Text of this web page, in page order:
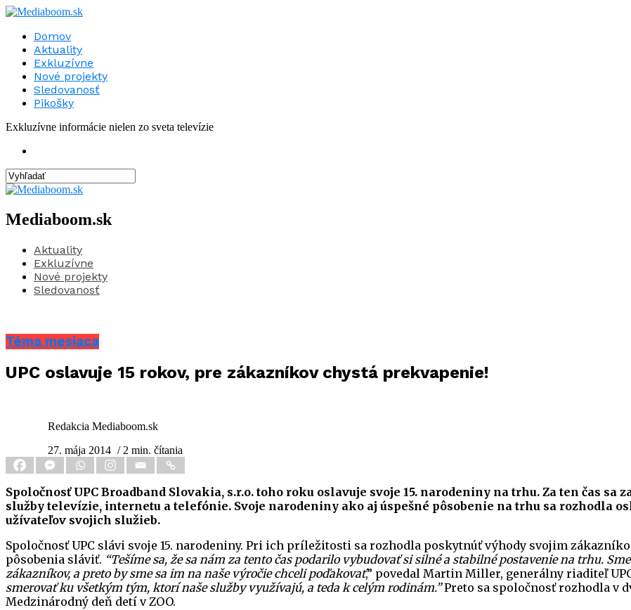
Domov
Aktuality
Exkluzívne
Nové projekty
Sledovanosť
Pikošky
Exkluzívne informácie nielen zo sveta televízie
Mediaboom.sk
Aktuality
Exkluzívne
Nové projekty
Sledovanosť
Téma mesiaca
UPC oslavuje 15 rokov, pre zákazníkov chystá prekvapenie!
Redakcia Mediaboom.sk
27. mája 2014 / 2 min. čítania
Spoločnosť UPC Broadband Slovakia, s.r.o. toho roku oslavuje svoje 15. narodeniny na trhu. Za ten čas
služby televízie, internetu a telefónie. Svoje narodeniny ako aj úspešné pôsobenie na trhu sa rozhodla
užívateľov svojich služieb.
Spoločnosť UPC slávi svoje 15. narodeniny. Pri ich príležitosti sa rozhodla poskytnúť výhody svojim
pôsobenia sláviť. “Tešíme sa, že sa nám za tento čas podarilo vybudovať si silné a stabilné postavenie na trhu.
zákazníkov, a preto by sme sa im na naše výročie chceli poďakovať,” povedal Martin Miller, generálny riaditeľ
smerovať ku všetkým tým, ktorí naše služby využívajú, a teda k celým rodinám.”Preto sa spoločnosť rozhodla v
Medzinárodný deň detí v ZOO.